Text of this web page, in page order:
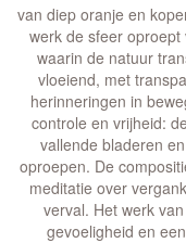
van diep oranje en
werk de sfeer
waarin de natuur
vloeiend, met
herinneringen in
controle en vrijheid:
vallende bladeren
oproepen. De
meditatie over
verval. Het werk
gevoeligheid en